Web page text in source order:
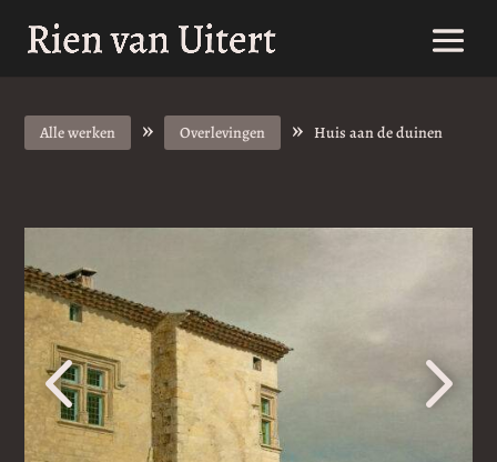
Alle werken » Overlevingen » Huis aan de duinen
5
4